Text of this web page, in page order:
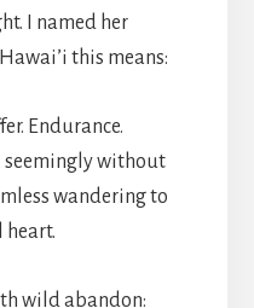
I named her
this means:
Endurance.
without
wandering to
wild abandon: